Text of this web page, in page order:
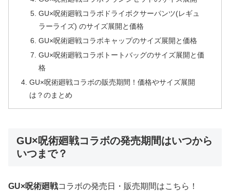
GU×呪術廻戦コラボドライボクサーパンツ(レギュ
ラーライズ) のサイズ展開と価格
GU×呪術廻戦コラボキャップのサイズ展開と価格
GU×呪術廻戦コラボトートバッグのサイズ展開と価
格
GU×呪術廻戦コラボの販売期間！価格やサイズ展開
は？のまとめ
GU×呪術廻戦コラボの発売期間はいつから
いつまで？
GU×呪術廻戦コラボの発売日・販売期間はこちら！